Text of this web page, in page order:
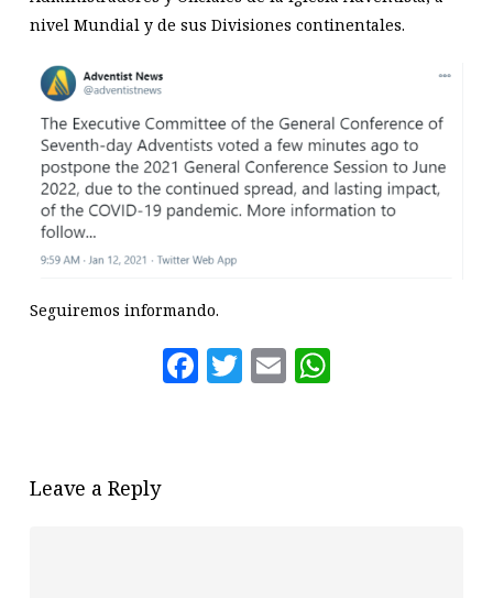
nivel Mundial y de sus Divisiones continentales.
Seguiremos informando.
Facebook
Twitter
Email
Leave a Reply